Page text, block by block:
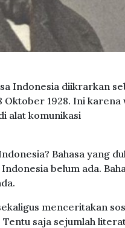
Indonesia diikrarkan
Oktober 1928. Ini karena
alat komunikasi
Bahasa yang
belum ada.
menceritakan
Tentu saja sejumlah